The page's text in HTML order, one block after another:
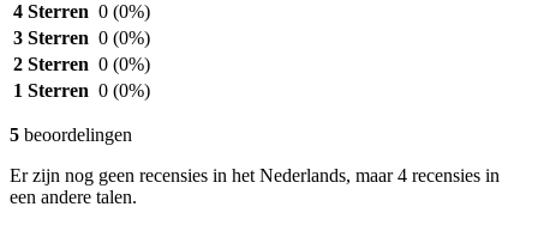
4 Sterren 0 (0%)
3 Sterren 0 (0%)
2 Sterren 0 (0%)
1 Sterren 0 (0%)
5 beoordelingen
Er zijn nog geen recensies in het Nederlands, maar 4 recensies in
een andere talen.